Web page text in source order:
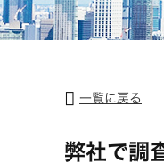
一覧に戻る
弊社で調